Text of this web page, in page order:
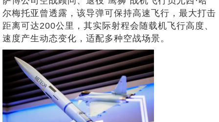
尔梅托亚曾透露，该导弹可保持高速飞行，最大打击
距离可达200公里，其实际射程会随载机飞行高度、
速度产生动态变化，适配多种空战场景。